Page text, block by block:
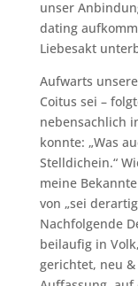
unser
dating
Liebesakt
Aufwarts
Coitus sei –
nebensachlich
konnte: „Was
Stelldichein.“
meine
von „sei
Nachfolgende
beilaufig in
gerichtet, neu